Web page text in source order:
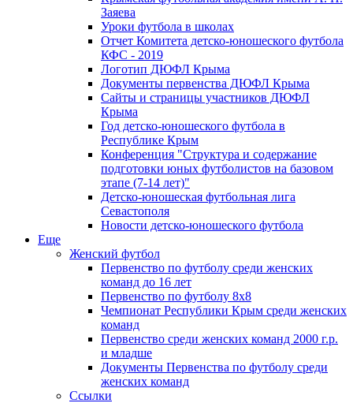
Заяева
Уроки футбола в школах
Отчет Комитета детско-юношеского футбола
КФС - 2019
Логотип ДЮФЛ Крыма
Документы первенства ДЮФЛ Крыма
Сайты и страницы участников ДЮФЛ
Крыма
Год детско-юношеского футбола в
Республике Крым
Конференция "Структура и содержание
подготовки юных футболистов на базовом
этапе (7-14 лет)"
Детско-юношеская футбольная лига
Севастополя
Новости детско-юношеского футбола
Еще
Женский футбол
Первенство по футболу среди женских
команд до 16 лет
Первенство по футболу 8х8
Чемпионат Республики Крым среди женских
команд
Первенство среди женских команд 2000 г.р.
и младше
Документы Первенства по футболу среди
женских команд
Ссылки